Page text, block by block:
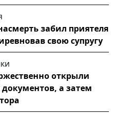
забил приятеля
свою супругу
открыли
а затем